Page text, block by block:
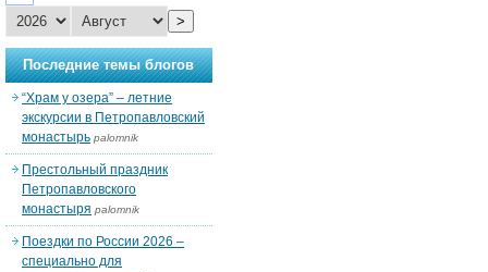
>
Последние темы блогов
“Храм у озера” – летние
экскурсии в Петропавловский
монастырь palomnik
Престольный праздник
Петропавловского
монастыря palomnik
Поездки по России 2026 –
специально для